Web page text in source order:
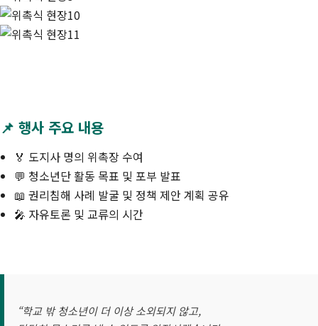
📌 행사 주요 내용
🏅 도지사 명의 위촉장 수여
💬 청소년단 활동 목표 및 포부 발표
📖 권리침해 사례 발굴 및 정책 제안 계획 공유
🎤 자유토론 및 교류의 시간
“학교 밖 청소년이 더 이상 소외되지 않고,